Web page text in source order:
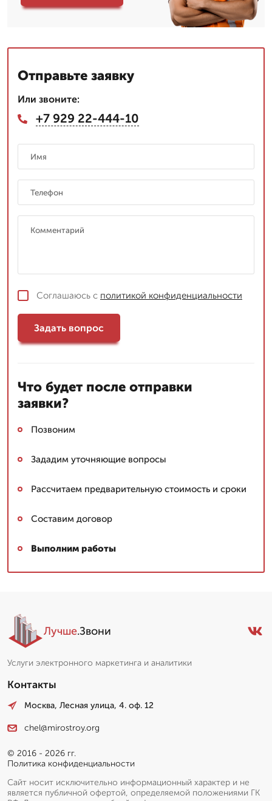
Отправьте заявку
Или звоните:
+7 929 22-444-10
Соглашаюсь с политикой конфиденциальности
Задать вопрос
Что будет после отправки
заявки?
Позвоним
Зададим уточняющие вопросы
Рассчитаем предварительную стоимость и сроки
Составим договор
Выполним работы
Лучше.Звони
Услуги электронного маркетинга и аналитики
Контакты
Москва, Лесная улица, 4. оф. 12
chel@mirostroy.org
© 2016 - 2026 гг.
Политика конфиденциальности
Сайт носит исключительно информационный характер и не
является публичной офертой, определяемой положениями ГК